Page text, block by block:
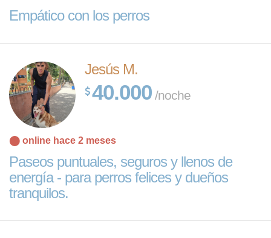
Empático con los perros
Jesús M.
40.000 /noche
⬤ online hace 2 meses
Paseos puntuales, seguros y llenos de
energía - para perros felices y dueños
tranquilos.